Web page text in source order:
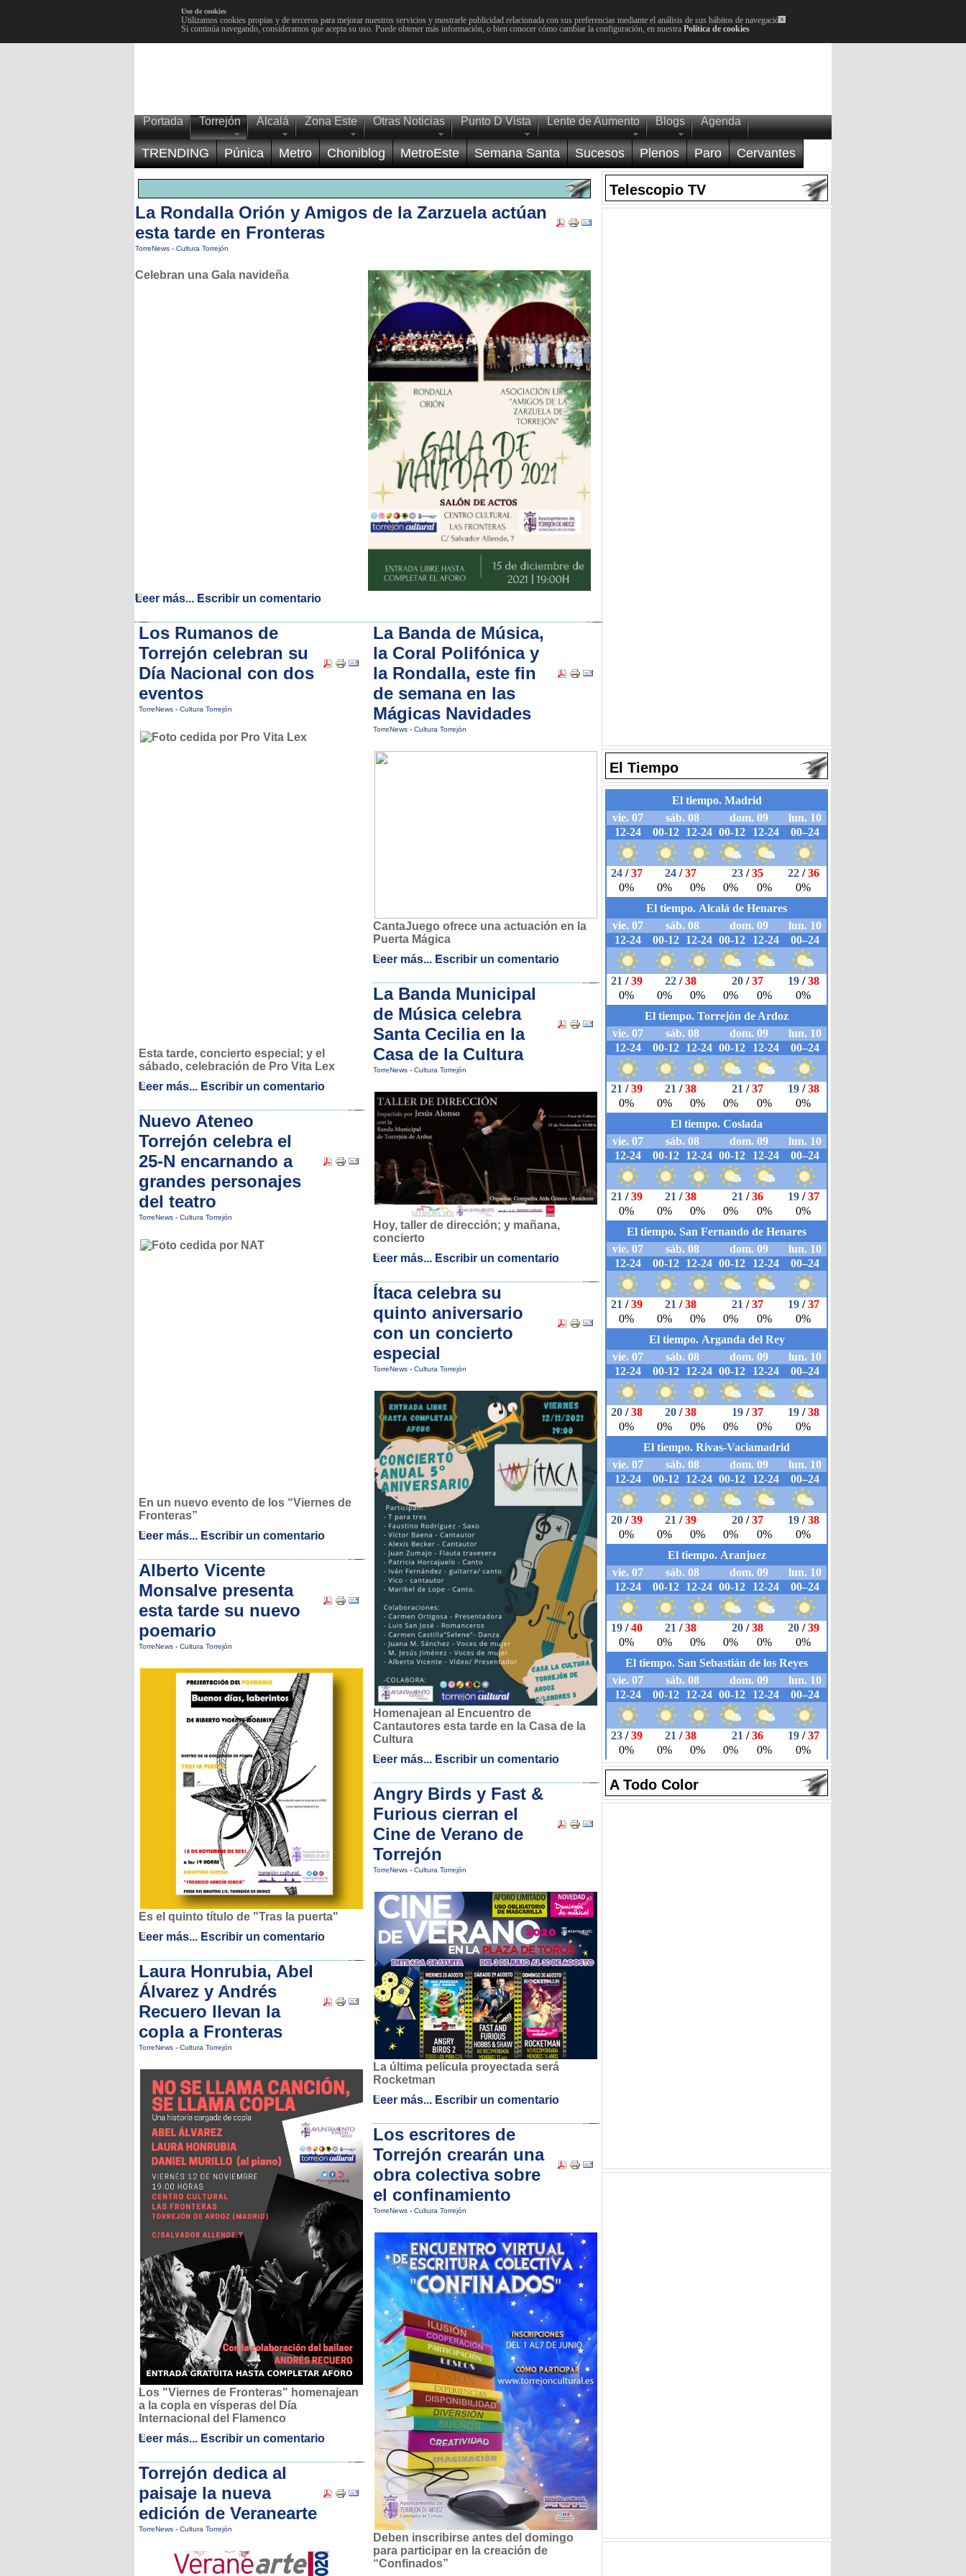
x
Uso de cookies
Utilizamos cookies propias y de terceros para mejorar nuestros servicios y mostrarle publicidad relacionada con sus preferencias mediante el análisis de sus hábitos de navegación.
Si continúa navegando, consideramos que acepta su uso. Puede obtener más información, o bien conocer cómo cambiar la configuración, en nuestra Política de cookies
Portada Torrejón Alcalá Zona Este Otras Noticias Punto D Vista Lente de Aumento Blogs Agenda
TRENDING Púnica Metro Choniblog MetroEste Semana Santa Sucesos Plenos Paro Cervantes
La Rondalla Orión y Amigos de la Zarzuela actúan
esta tarde en Fronteras
TorreNews - Cultura Torrejón
Celebran una Gala navideña
Leer más... Escribir un comentario
Los Rumanos de
Torrejón celebran su
Día Nacional con dos
eventos
TorreNews - Cultura Torrejón
Esta tarde, concierto especial; y el
sábado, celebración de Pro Vita Lex
Leer más... Escribir un comentario
Nuevo Ateneo
Torrejón celebra el
25-N encarnando a
grandes personajes
del teatro
TorreNews - Cultura Torrejón
En un nuevo evento de los “Viernes de
Fronteras”
Leer más... Escribir un comentario
Alberto Vicente
Monsalve presenta
esta tarde su nuevo
poemario
TorreNews - Cultura Torrejón
Es el quinto título de "Tras la puerta"
Leer más... Escribir un comentario
Laura Honrubia, Abel
Álvarez y Andrés
Recuero llevan la
copla a Fronteras
TorreNews - Cultura Torrejón
Los "Viernes de Fronteras" homenajean
a la copla en vísperas del Día
Internacional del Flamenco
Leer más... Escribir un comentario
Torrejón dedica al
paisaje la nueva
edición de Veranearte
TorreNews - Cultura Torrejón
La Banda de Música,
la Coral Polifónica y
la Rondalla, este fin
de semana en las
Mágicas Navidades
TorreNews - Cultura Torrejón
CantaJuego ofrece una actuación en la
Puerta Mágica
Leer más... Escribir un comentario
La Banda Municipal
de Música celebra
Santa Cecilia en la
Casa de la Cultura
TorreNews - Cultura Torrejón
Hoy, taller de dirección; y mañana,
concierto
Leer más... Escribir un comentario
Ítaca celebra su
quinto aniversario
con un concierto
especial
TorreNews - Cultura Torrejón
Homenajean al Encuentro de
Cantautores esta tarde en la Casa de la
Cultura
Leer más... Escribir un comentario
Angry Birds y Fast &
Furious cierran el
Cine de Verano de
Torrejón
TorreNews - Cultura Torrejón
La última película proyectada será
Rocketman
Leer más... Escribir un comentario
Los escritores de
Torrejón crearán una
obra colectiva sobre
el confinamiento
TorreNews - Cultura Torrejón
Deben inscribirse antes del domingo
para participar en la creación de
“Confinados”
Telescopio TV
El Tiempo
A Todo Color